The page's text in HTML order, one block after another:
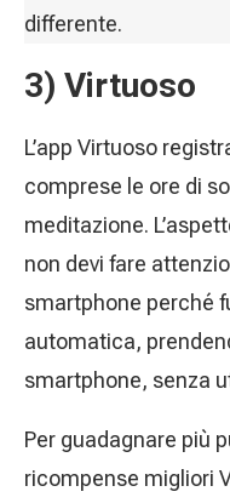
differente.
3) Virtuoso
L’app Virtuoso
comprese le ore di
meditazione.
non devi fare
smartphone perché
automatica,
smartphone, senza
Per guadagnare più
ricompense migliori